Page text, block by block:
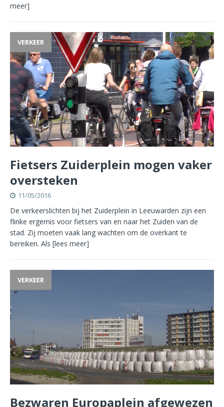
meer]
VERKEER
Fietsers Zuiderplein mogen vaker
oversteken
11/05/2016
De verkeerslichten bij het Zuiderplein in Leeuwarden zijn een
flinke ergernis voor fietsers van en naar het Zuiden van de
stad. Zij moeten vaak lang wachten om de overkant te
bereiken. Als [lees meer]
VERKEER
Bezwaren Europaplein afgewezen